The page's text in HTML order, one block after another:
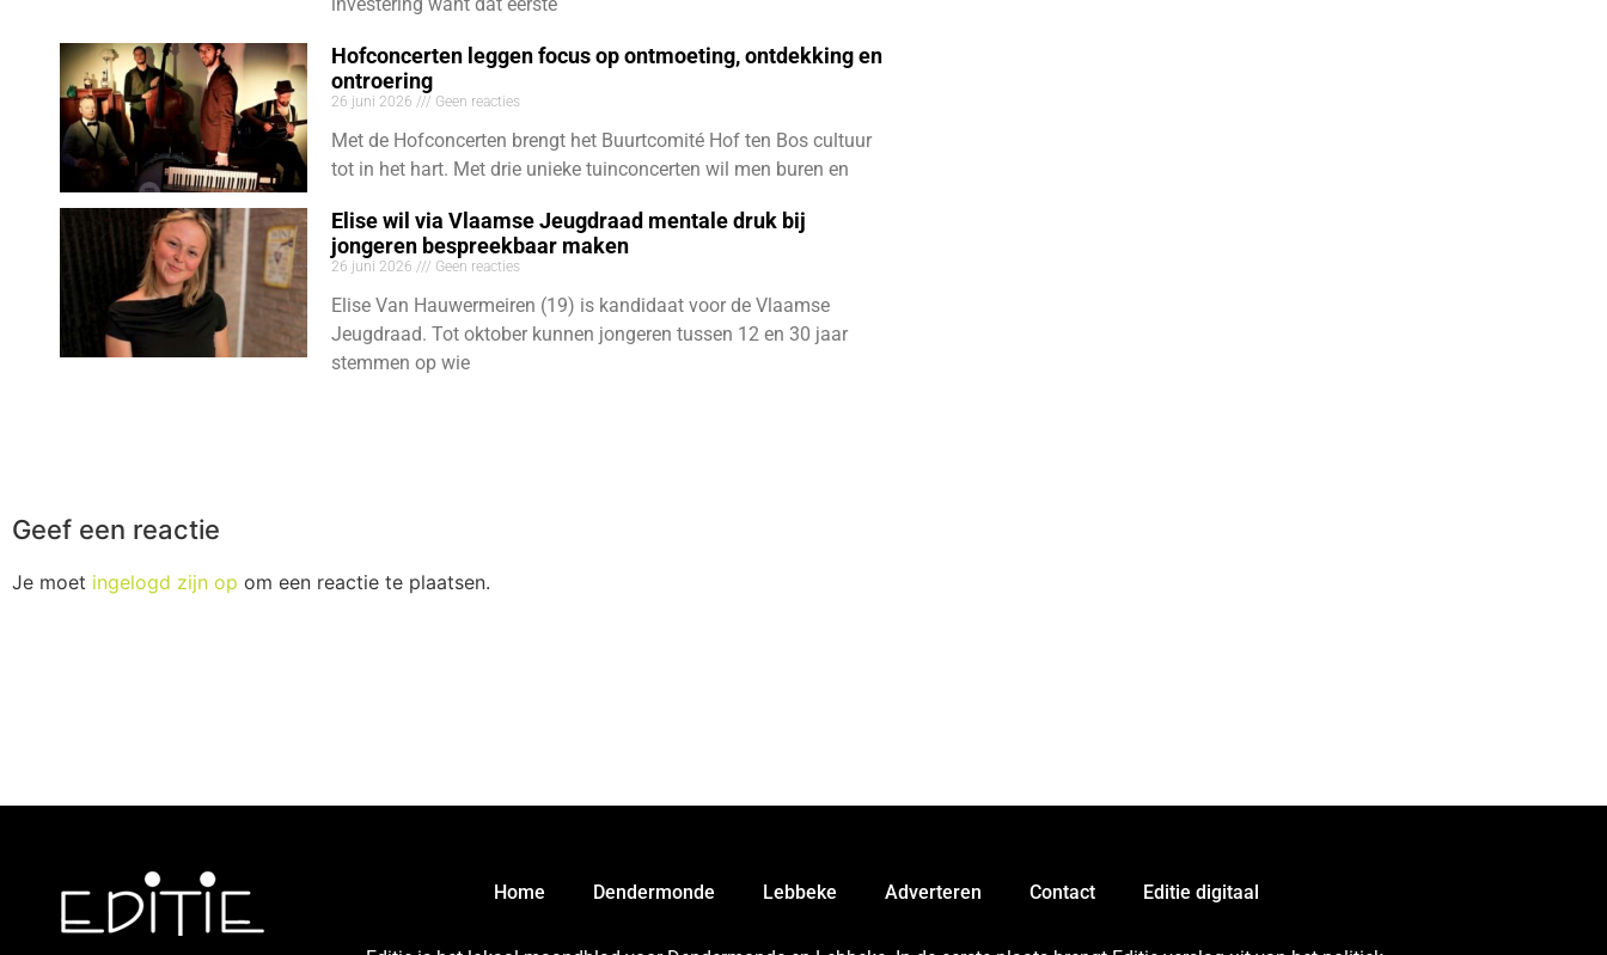
investering want dat eerste
Hofconcerten leggen focus op ontmoeting, ontdekking en
ontroering
26 juni 2026 Geen reacties
Met de Hofconcerten brengt het Buurtcomité Hof ten Bos cultuur
tot in het hart. Met drie unieke tuinconcerten wil men buren en
Elise wil via Vlaamse Jeugdraad mentale druk bij
jongeren bespreekbaar maken
26 juni 2026 Geen reacties
Elise Van Hauwermeiren (19) is kandidaat voor de Vlaamse
Jeugdraad. Tot oktober kunnen jongeren tussen 12 en 30 jaar
stemmen op wie
Geef een reactie
Je moet ingelogd zijn op om een reactie te plaatsen.
Home Dendermonde Lebbeke Adverteren Contact Editie digitaal